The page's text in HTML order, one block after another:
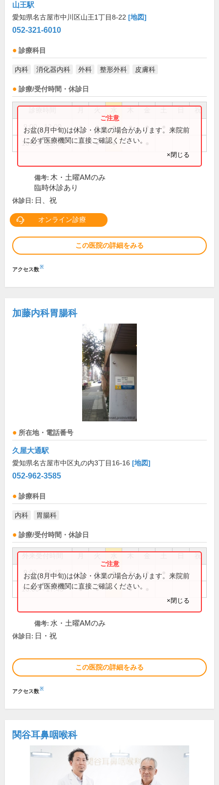
山王駅
愛知県名古屋市中川区山王1丁目8-22 [地図]
052-321-6010
診療科目
内科 消化器内科 外科 整形外科 皮膚科
診療/受付時間・休診日
祝
9:00～12:00 ● ● ● ● ●
16:30～19:00 ● ● ●
お盆(8月中旬)は休診・休業の場合があります。来院前
に必ず医療機関に直接ご確認ください。
×閉じる
備考: 木・土曜AMのみ
臨時休診あり
休診日: 日、祝
オンライン診療
この医院の詳細をみる
アクセス数※
加藤内科胃腸科
所在地・電話番号
久屋大通駅
愛知県名古屋市中区丸の内3丁目16-16 [地図]
052-962-3585
診療科目
内科 胃腸科
診療/受付時間・休診日
祝
9:00～11:45 ● ● ● ● ●
16:00～17:45 ● ● ●
お盆(8月中旬)は休診・休業の場合があります。来院前
に必ず医療機関に直接ご確認ください。
×閉じる
備考: 水・土曜AMのみ
休診日: 日・祝
この医院の詳細をみる
アクセス数※
関谷耳鼻咽喉科